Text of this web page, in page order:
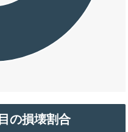
の損壊割合